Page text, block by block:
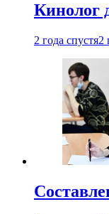
Кинолог
2 года спустя2